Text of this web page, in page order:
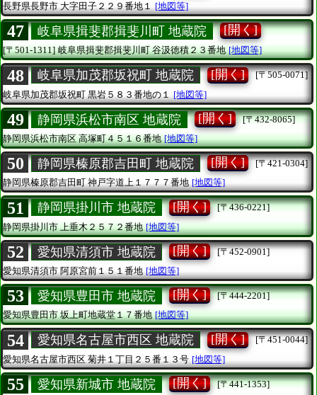
長野県長野市大字田子２２９番地１ [地図等]
47 岐阜県揖斐郡揖斐川町 地蔵院 [開く]
[〒501-1311] 岐阜県揖斐郡揖斐川町谷汲徳積２３番地 [地図等]
48 岐阜県加茂郡坂祝町 地蔵院 [開く]
[〒505-0071]
岐阜県加茂郡坂祝町 黒岩５８３番地の１ [地図等]
49 静岡県浜松市南区 地蔵院 [開く]
[〒432-8065]
静岡県浜松市南区高塚町４５１６番地 [地図等]
50 静岡県榛原郡吉田町 地蔵院 [開く]
[〒421-0304]
静岡県榛原郡吉田町神戸字道上１７７７番地 [地図等]
51 静岡県掛川市 地蔵院 [開く]
[〒436-0221]
静岡県掛川市上垂木２５７２番地 [地図等]
52 愛知県清須市 地蔵院 [開く]
[〒452-0901]
愛知県清須市阿原宮前１５１番地 [地図等]
53 愛知県豊田市 地蔵院 [開く]
[〒444-2201]
愛知県豊田市坂上町地蔵堂１７番地 [地図等]
54 愛知県名古屋市西区 地蔵院 [開く]
[〒451-0044]
愛知県名古屋市西区 菊井１丁目２５番１３号 [地図等]
55 愛知県新城市 地蔵院 [開く]
[〒441-1353]